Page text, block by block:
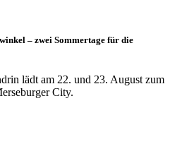
– zwei Sommertage für die
lädt am 22. und 23. August zum
City.